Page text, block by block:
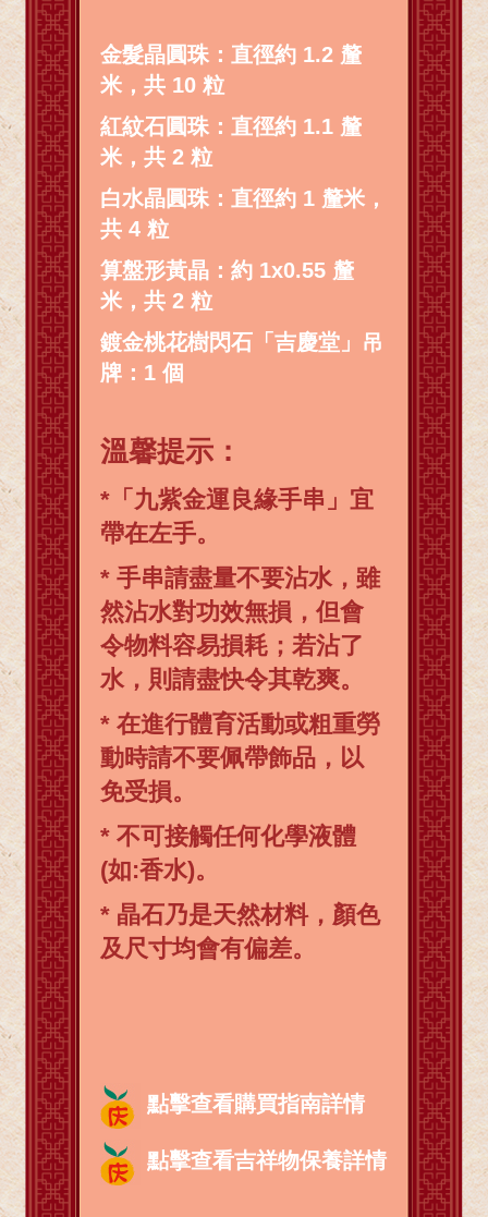
金髮晶圓珠：直徑約 1.2 釐
米，共 10 粒
紅紋石圓珠：直徑約 1.1 釐
米，共 2 粒
白水晶圓珠：直徑約 1 釐米，
共 4 粒
算盤形黃晶：約 1x0.55 釐
米，共 2 粒
鍍金桃花樹閃石「吉慶堂」吊
牌：1 個
溫馨提示：
*「九紫金運良緣手串」宜
帶在左手。
* 手串請盡量不要沾水，雖
然沾水對功效無損，但會
令物料容易損耗；若沾了
水，則請盡快令其乾爽。
* 在進行體育活動或粗重勞
動時請不要佩帶飾品，以
免受損。
* 不可接觸任何化學液體
(如:香水)。
* 晶石乃是天然材料，顏色
及尺寸均會有偏差。
點擊查看購買指南詳情
點擊查看吉祥物保養詳情